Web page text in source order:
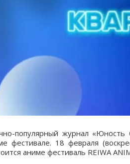
популярный журнал
фестивале. 18 февраля
аниме фестиваль REIWA